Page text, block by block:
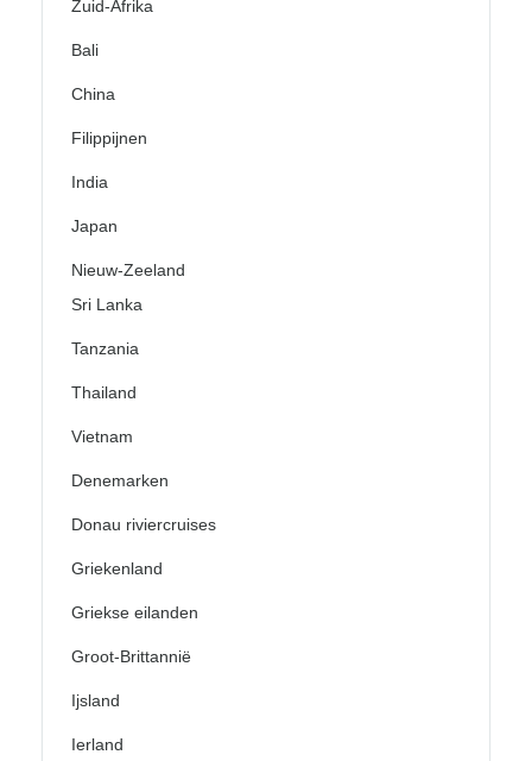
Zuid-Afrika
Bali
China
Filippijnen
India
Japan
Nieuw-Zeeland
Sri Lanka
Tanzania
Thailand
Vietnam
Denemarken
Donau riviercruises
Griekenland
Griekse eilanden
Groot-Brittannië
Ijsland
Ierland